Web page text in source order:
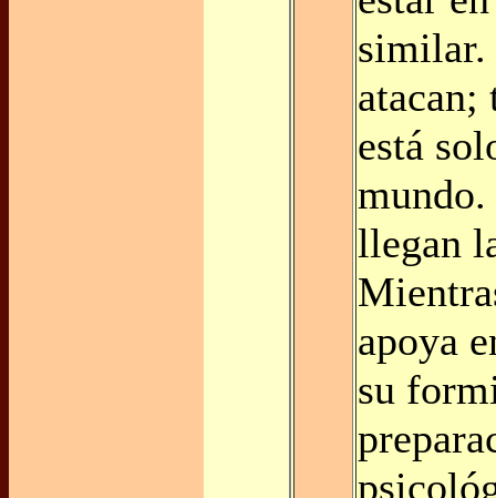
similar.
atacan;
está
mundo.
llegan
apoya
su